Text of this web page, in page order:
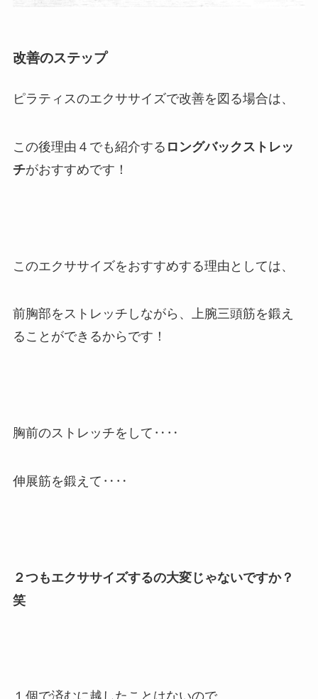
改善のステップ
ピラティスのエクササイズで改善を図る場合は、
この後理由４でも紹介する ロングバックストレッ
チがおすすめです！
このエクササイズをおすすめする理由としては、
前胸部をストレッチしながら、上腕三頭筋を鍛え
ることができるからです！
胸前のストレッチをして‥‥
伸展筋を鍛えて‥‥
２つもエクササイズするの大変じゃないですか？
笑